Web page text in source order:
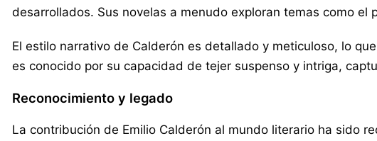
desarrollados. Sus novelas a menudo exploran temas como
El estilo narrativo de Calderón es detallado y meticuloso, lo
es conocido por su capacidad de tejer suspenso y intriga,
Reconocimiento y legado
La contribución de Emilio Calderón al mundo literario ha sido